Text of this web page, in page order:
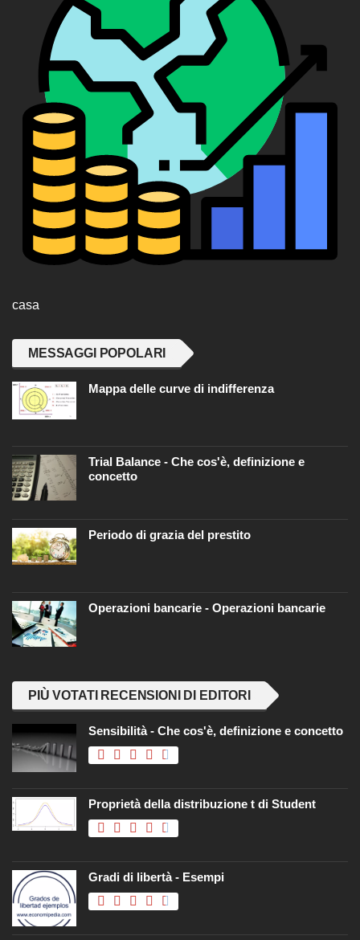
casa
MESSAGGI POPOLARI
Mappa delle curve di indifferenza
Trial Balance - Che cos'è, definizione e
concetto
Periodo di grazia del prestito
Operazioni bancarie - Operazioni bancarie
PIÙ VOTATI RECENSIONI DI EDITORI
Sensibilità - Che cos'è, definizione e concetto
Proprietà della distribuzione t di Student
Gradi di libertà - Esempi